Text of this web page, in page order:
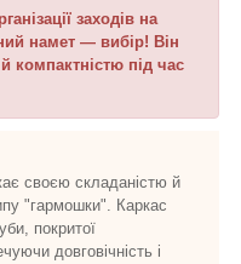
заходів на
намет — вибір! Він
компактністю під час
своєю складаністю й
"гармошки". Каркас
покритої
довговічність і